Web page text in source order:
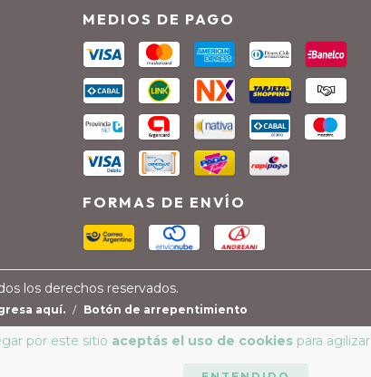
por este sitio aceptás el uso de cookiespara
MEDIOS DE PAGO
FORMAS DE ENVÍO
los derechos reservados.
aquí. / Botón de arrepentimiento